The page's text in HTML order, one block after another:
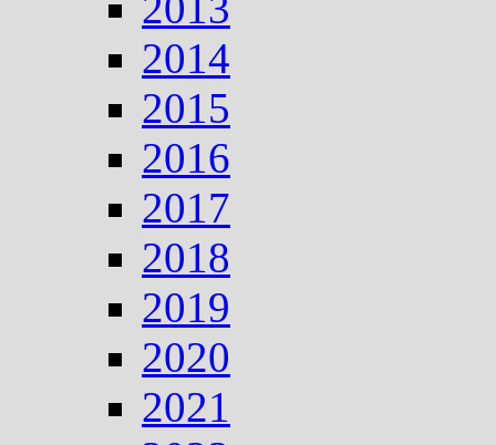
2014
2015
2016
2017
2018
2019
2020
2021